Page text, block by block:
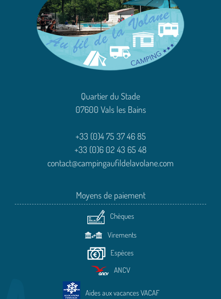
Quartier du Stade
07600 Vals les Bains
+33 (0)4 75 37 46 85
+33 (0)6 02 43 65 48
contact@campingaufildelavolane.com
Moyens de paiement
Chèques
Virements
Espèces
ANCV
Aides aux vacances VACAF